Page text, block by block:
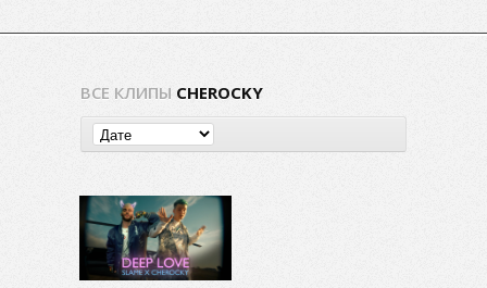
ВСЕ КЛИПЫ CHEROCKY